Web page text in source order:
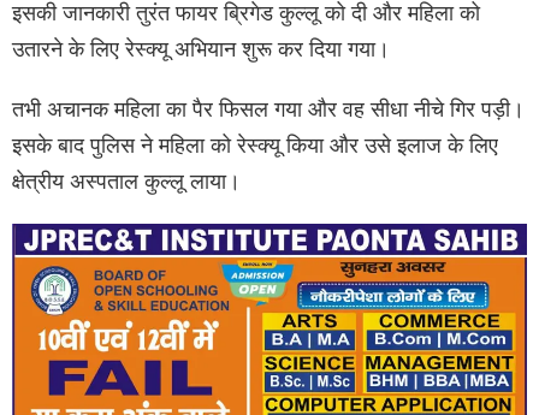
इसकी जानकारी तुरंत फायर ब्रिगेड कुल्लू को दी और महिला को
उतारने के लिए रेस्क्यू अभियान शुरू कर दिया गया।
तभी अचानक महिला का पैर फिसल गया और वह सीधा नीचे गिर पड़ी।
इसके बाद पुलिस ने महिला को रेस्क्यू किया और उसे इलाज के लिए
क्षेत्रीय अस्पताल कुल्लू लाया।